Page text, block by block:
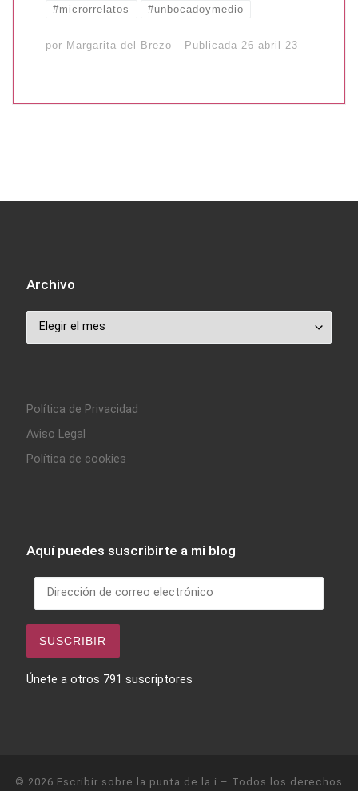
#microrrelatos #unbocadoymedio
por Margarita del Brezo Publicada 26 abril 23
Archivo
Archivo
Política de Privacidad
Aviso Legal
Política de cookies
Aquí puedes suscribirte a mi blog
Dirección de correo electrónico
SUSCRIBIR
Únete a otros 791 suscriptores
© 2026 Escribir sobre la punta de la i – Todos los derechos